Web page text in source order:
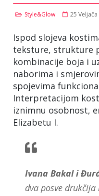
Style&Glow 25
Ispod slojeva
teksture, strukture
kombinacije boja i
naborima i
spojevima
Interpretacijom
iznimnu osobnost,
Elizabetu I.
Ivana Bakal i
dva posve